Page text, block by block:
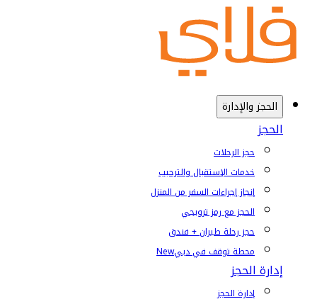
الحجز والإدارة
الحجز
حجز الرحلات
خدمات الإستقبال والترحيب
إنجاز إجراءات السفر من المنزل
الحجز مع رمز ترويجي
حجز رحلة طيران + فندق
محطة توقف في دبيNew
إدارة الحجز
إدارة الحجز